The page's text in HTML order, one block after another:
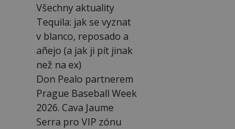
Všechny aktuality
Tequila: jak se vyznat
v blanco, reposado a
añejo (a jak ji pít jinak
než na ex)
Don Pealo partnerem
Prague Baseball Week
2026. Cava Jaume
Serra pro VIP zónu